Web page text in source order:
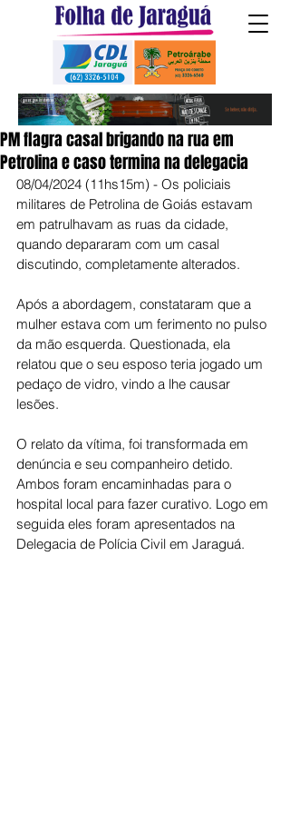
PM flagra casal brigando na rua em
Petrolina e caso termina na delegacia
08/04/2024 (11hs15m) - Os policiais
militares de Petrolina de Goiás estavam
em patrulhavam as ruas da cidade,
quando depararam com um casal
discutindo, completamente alterados.
Após a abordagem, constataram que a
mulher estava com um ferimento no pulso
da mão esquerda. Questionada, ela
relatou que o seu esposo teria jogado um
pedaço de vidro, vindo a lhe causar
lesões.
O relato da vítima, foi transformada em
denúncia e seu companheiro detido.
Ambos foram encaminhadas para o
hospital local para fazer curativo. Logo em
seguida eles foram apresentados na
Delegacia de Polícia Civil em Jaraguá.